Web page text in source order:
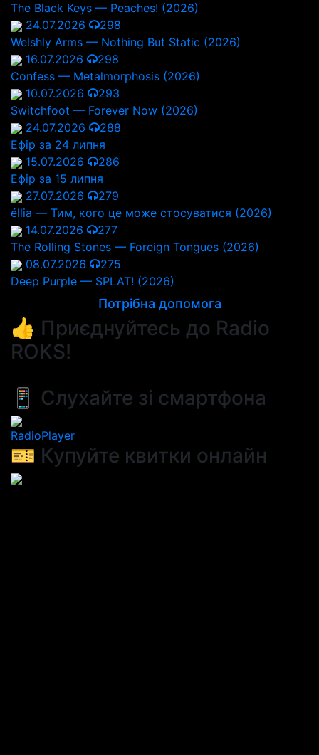
The Black Keys — Peaches! (2026)
24.07.2026
298
Welshly Arms — Nothing But Static (2026)
16.07.2026
298
Confess — Metalmorphosis (2026)
10.07.2026
293
Switchfoot — Forever Now (2026)
24.07.2026
288
Ефір за 24 липня
15.07.2026
286
Ефір за 15 липня
27.07.2026
279
éllia — Тим, кого це може стосуватися (2026)
14.07.2026
277
The Rolling Stones — Foreign Tongues (2026)
08.07.2026
275
Deep Purple — SPLAT! (2026)
Потрібна допомога
👍 Приєднуйтесь до Radio
ROKS!
📱 Слухайте зі смартфона
RadioPlayer
🎫 Купуйте квитки онлайн